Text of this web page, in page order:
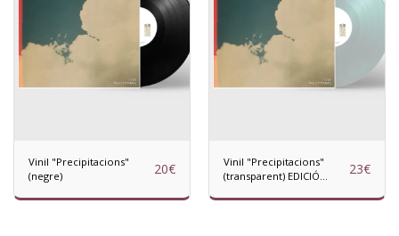
Vinil "Precipitacions"
(negre)
20€
Vinil "Precipitacions"
(transparent) EDICIÓ
23€